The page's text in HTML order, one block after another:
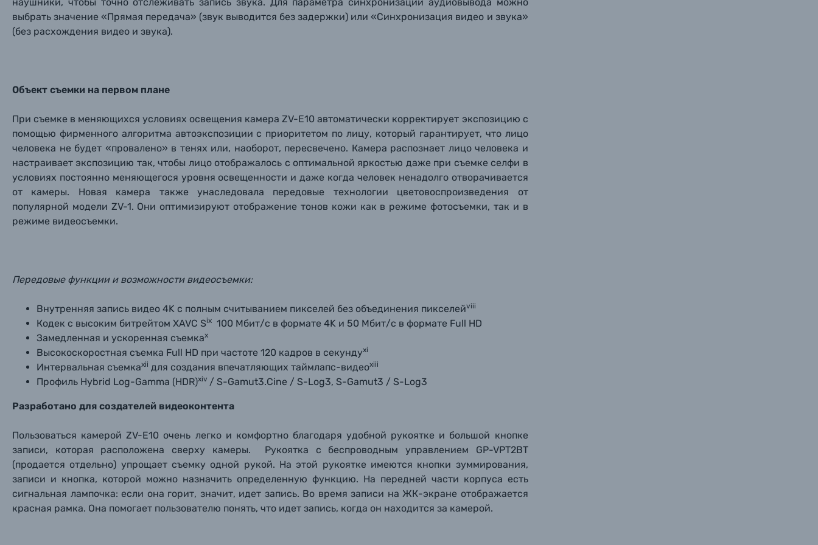
выбрать значение «Прямая передача» (звук выводится без задержки) или «Синхронизация видео и звука»
(без расхождения видео и звука).
Объект съемки на первом плане
При съемке в меняющихся условиях освещения камера ZV-E10 автоматически корректирует экспозицию с
помощью фирменного алгоритма автоэкспозиции с приоритетом по лицу, который гарантирует, что лицо
человека не будет «провалено» в тенях или, наоборот, пересвечено. Камера распознает лицо человека и
настраивает экспозицию так, чтобы лицо отображалось с оптимальной яркостью даже при съемке селфи в
условиях постоянно меняющегося уровня освещенности и даже когда человек ненадолго отворачивается
от камеры. Новая камера также унаследовала передовые технологии цветовоспроизведения от
популярной модели ZV-1. Они оптимизируют отображение тонов кожи как в режиме фотосъемки, так и в
режиме видеосъемки.
Передовые функции и возможности видеосъемки:
Внутренняя запись видео 4K с полным считыванием пикселей без объединения пикселейviii
Кодек с высоким битрейтом XAVC Six 100 Мбит/с в формате 4K и 50 Мбит/с в формате Full HD
Замедленная и ускоренная съемкаx
Высокоскоростная съемка Full HD при частоте 120 кадров в секундуxi
Интервальная съемкаxii для создания впечатляющих таймлапс-видеоxiii
Профиль Hybrid Log-Gamma (HDR)xiv / S-Gamut3.Cine / S-Log3, S-Gamut3 / S-Log3
Разработано для создателей видеоконтента
Пользоваться камерой ZV-E10 очень легко и комфортно благодаря удобной рукоятке и большой кнопке
записи, которая расположена сверху камеры. Рукоятка с беспроводным управлением GP-VPT2BT
(продается отдельно) упрощает съемку одной рукой. На этой рукоятке имеются кнопки зуммирования,
записи и кнопка, которой можно назначить определенную функцию. На передней части корпуса есть
сигнальная лампочка: если она горит, значит, идет запись. Во время записи на ЖК-экране отображается
красная рамка. Она помогает пользователю понять, что идет запись, когда он находится за камерой.